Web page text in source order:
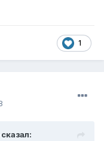
1
сказал: